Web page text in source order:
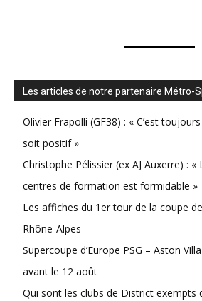
Les articles de notre partenaire Métro-
Olivier Frapolli (GF38) : « C’est
soit positif »
Christophe Pélissier (ex AJ Auxerre) : «
centres de formation est formidable »
Les affiches du 1er tour de la coupe
Rhône-Alpes
Supercoupe d’Europe PSG – Aston
avant le 12 août
Qui sont les clubs de District exempts